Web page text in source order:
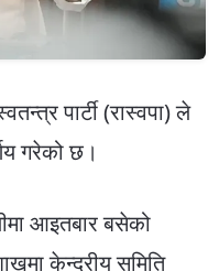
पार्टी (रास्वपा) ले
गरेको छ।
आइतबार बसेको
केन्द्रीय समिति